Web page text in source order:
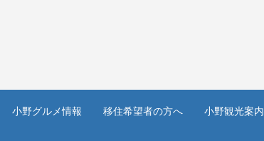
小野グルメ情報 移住希望者の方へ 小野観光案内